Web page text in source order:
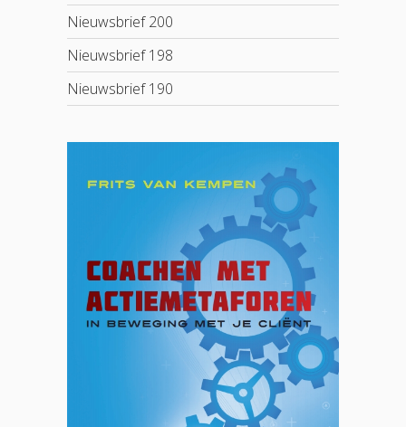
Nieuwsbrief 200
Nieuwsbrief 198
Nieuwsbrief 190